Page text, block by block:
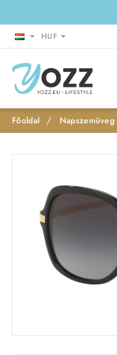
HUF
h
Napszemüveg